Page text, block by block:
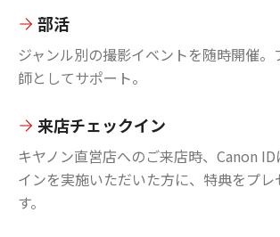
部活
ジャンル別の撮影イベントを随時開催
師としてサポート。
来店チェックイン
キヤノン直営店へのご来店時、Canon
インを実施いただいた方に、特典をプレ
す。